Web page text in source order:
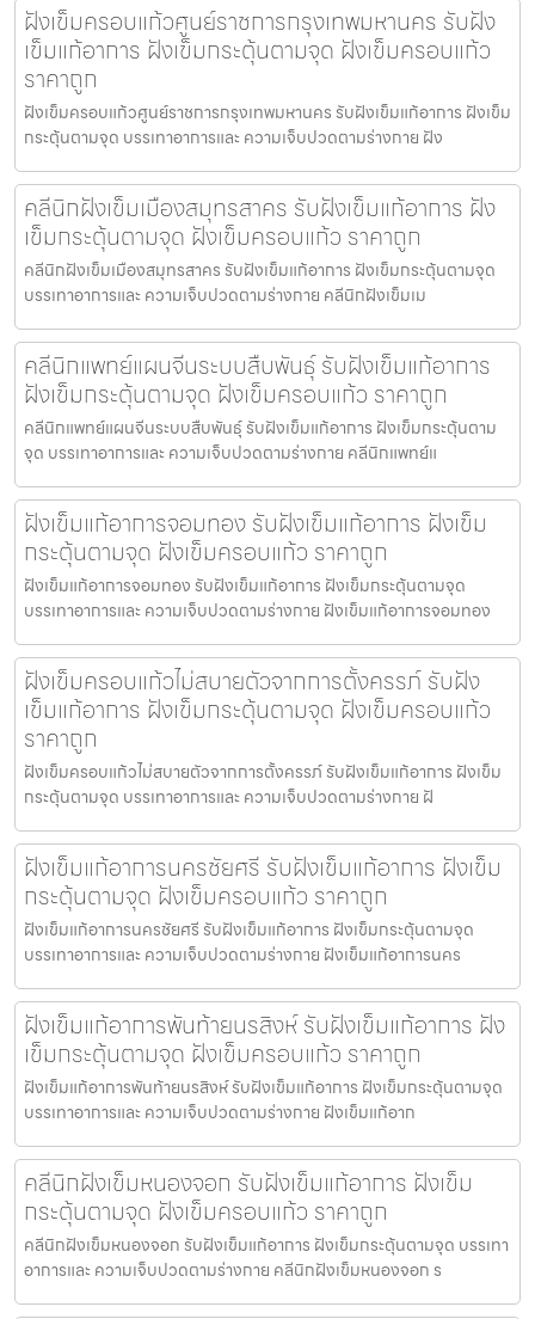
ฝังเข็มครอบแก้วศูนย์ราชการกรุงเทพมหานคร รับฝัง
เข็มแก้อาการ ฝังเข็มกระตุ้นตามจุด ฝังเข็มครอบแก้ว
ราคาถูก
ฝังเข็มครอบแก้วศูนย์ราชการกรุงเทพมหานคร รับฝังเข็มแก้อาการ ฝังเข็ม
กระตุ้นตามจุด บรรเทาอาการและ ความเจ็บปวดตามร่างกาย ฝัง
คลีนิกฝังเข็มเมืองสมุทรสาคร รับฝังเข็มแก้อาการ ฝัง
เข็มกระตุ้นตามจุด ฝังเข็มครอบแก้ว ราคาถูก
คลีนิกฝังเข็มเมืองสมุทรสาคร รับฝังเข็มแก้อาการ ฝังเข็มกระตุ้นตามจุด
บรรเทาอาการและ ความเจ็บปวดตามร่างกาย คลีนิกฝังเข็มเม
คลีนิกแพทย์แผนจีนระบบสืบพันธุ์ รับฝังเข็มแก้อาการ
ฝังเข็มกระตุ้นตามจุด ฝังเข็มครอบแก้ว ราคาถูก
คลีนิกแพทย์แผนจีนระบบสืบพันธุ์ รับฝังเข็มแก้อาการ ฝังเข็มกระตุ้นตาม
จุด บรรเทาอาการและ ความเจ็บปวดตามร่างกาย คลีนิกแพทย์แ
ฝังเข็มแก้อาการจอมทอง รับฝังเข็มแก้อาการ ฝังเข็ม
กระตุ้นตามจุด ฝังเข็มครอบแก้ว ราคาถูก
ฝังเข็มแก้อาการจอมทอง รับฝังเข็มแก้อาการ ฝังเข็มกระตุ้นตามจุด
บรรเทาอาการและ ความเจ็บปวดตามร่างกาย ฝังเข็มแก้อาการจอมทอง
ฝังเข็มครอบแก้วไม่สบายตัวจากการตั้งครรภ์ รับฝัง
เข็มแก้อาการ ฝังเข็มกระตุ้นตามจุด ฝังเข็มครอบแก้ว
ราคาถูก
ฝังเข็มครอบแก้วไม่สบายตัวจากการตั้งครรภ์ รับฝังเข็มแก้อาการ ฝังเข็ม
กระตุ้นตามจุด บรรเทาอาการและ ความเจ็บปวดตามร่างกาย ฝั
ฝังเข็มแก้อาการนครชัยศรี รับฝังเข็มแก้อาการ ฝังเข็ม
กระตุ้นตามจุด ฝังเข็มครอบแก้ว ราคาถูก
ฝังเข็มแก้อาการนครชัยศรี รับฝังเข็มแก้อาการ ฝังเข็มกระตุ้นตามจุด
บรรเทาอาการและ ความเจ็บปวดตามร่างกาย ฝังเข็มแก้อาการนคร
ฝังเข็มแก้อาการพันท้ายนรสิงห์ รับฝังเข็มแก้อาการ ฝัง
เข็มกระตุ้นตามจุด ฝังเข็มครอบแก้ว ราคาถูก
ฝังเข็มแก้อาการพันท้ายนรสิงห์ รับฝังเข็มแก้อาการ ฝังเข็มกระตุ้นตามจุด
บรรเทาอาการและ ความเจ็บปวดตามร่างกาย ฝังเข็มแก้อาก
คลีนิกฝังเข็มหนองจอก รับฝังเข็มแก้อาการ ฝังเข็ม
กระตุ้นตามจุด ฝังเข็มครอบแก้ว ราคาถูก
คลีนิกฝังเข็มหนองจอก รับฝังเข็มแก้อาการ ฝังเข็มกระตุ้นตามจุด บรรเทา
อาการและ ความเจ็บปวดตามร่างกาย คลีนิกฝังเข็มหนองจอก ร